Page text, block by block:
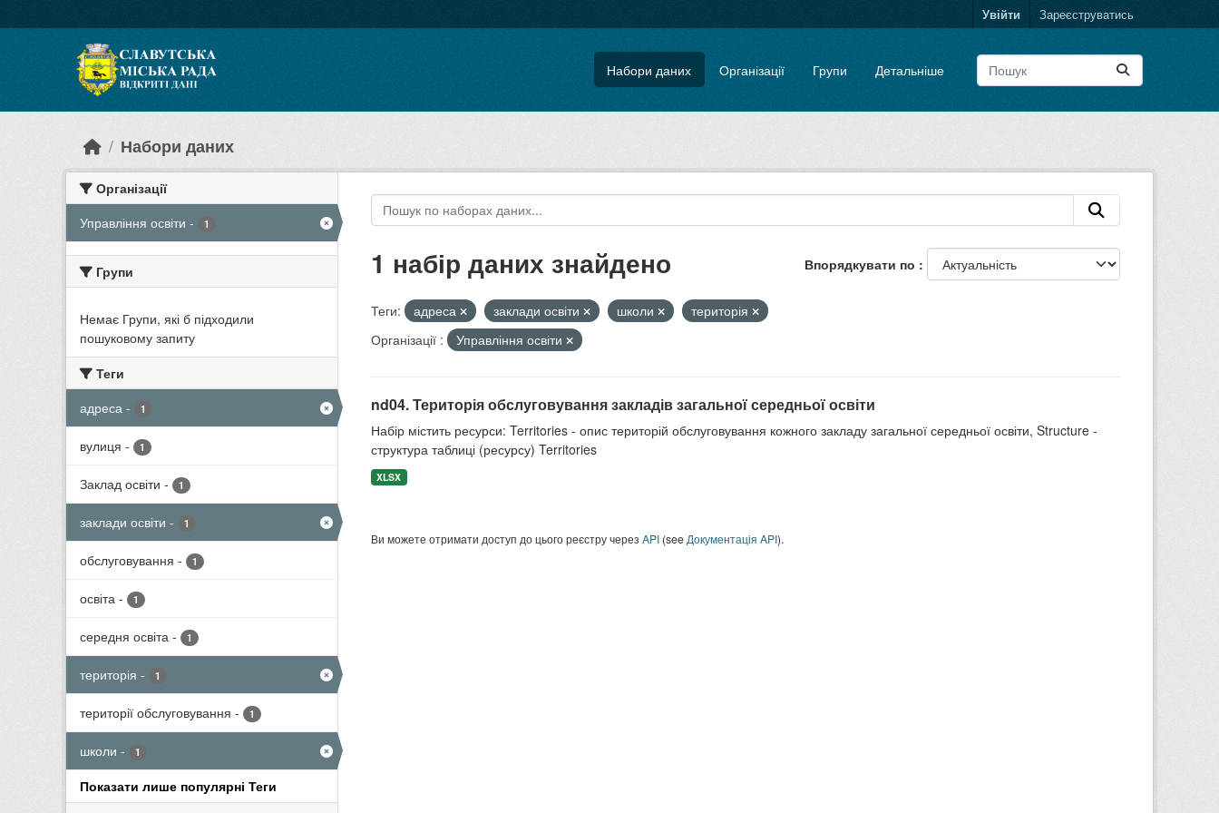
Увійти Зареєструватись
Набори даних Організації Групи Детальніше
Набори даних
Організації
Управління освіти - 1
Групи
Немає Групи, які б підходили
пошуковому запиту
Теги
адреса - 1
вулиця - 1
Заклад освіти - 1
заклади освіти - 1
обслуговування - 1
освіта - 1
середня освіта - 1
територія - 1
території обслуговування - 1
школи - 1
Показати лише популярні Теги
Впорядкувати по
1 набір даних знайдено
Теги: адреса заклади освіти школи
територія
Організації :
Управління освіти
nd04. Територія обслуговування закладів загальної середньої освіти
Набір містить ресурси: Territories - опис територій обслуговування кожного закладу загальної середньої освіти, Structure -
структура таблиці (ресурсу) Territories
XLSX
Ви можете отримати доступ до цього реєстру через API(see Документація API).